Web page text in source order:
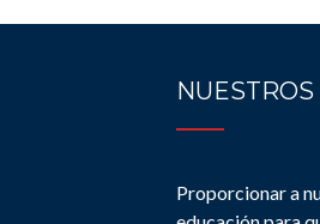
Proporcionar a